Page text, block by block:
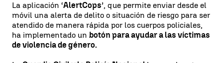
La aplicación ‘AlertCops’, que permite enviar desde el
móvil una alerta de delito o situación de riesgo para ser
atendido de manera rápida por los cuerpos policiales,
ha implementado un botón para ayudar a las víctimas
de violencia de género.